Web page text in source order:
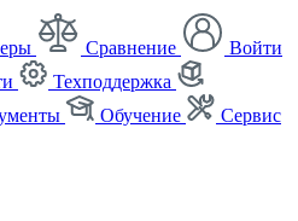
Сравнение
Войти
Техподдержка
Обучение
Сервис